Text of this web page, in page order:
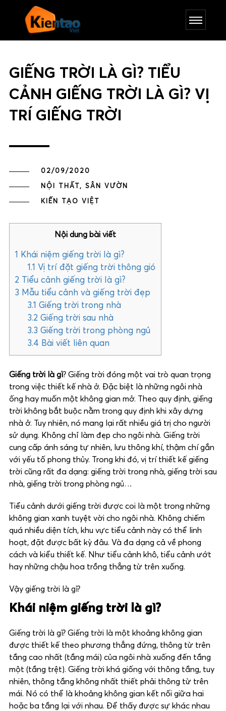
GIẾNG TRỜI LÀ GÌ? TIỂU
CẢNH GIẾNG TRỜI LÀ GÌ? VỊ
TRÍ GIẾNG TRỜI
02/09/2020
NỘI THẤT, SÂN VƯỜN
KIẾN TẠO VIỆT
Nội dung bài viết
1
Khái niệm giếng trời là gì?
1.1 Vị trí đặt giếng trời thông gió
2 Tiểu cảnh giếng trời là gì?
3 Mẫu tiểu cảnh và giếng trời đẹp
3.1 Giếng trời trong nhà
3.2 Giếng trời sau nhà
3.3 Giếng trời trong phòng ngủ
3.4 Bài viết liên quan
Giếng trời là gì? Giếng trời đóng một vai trò quan trọng
trong việc thiết kế nhà ở. Đặc biệt là những ngôi nhà
ống hay muốn một không gian mở. Theo quy định, giếng
trời không bắt buộc nằm trong quy định khi xây dựng
nhà ở. Tuy nhiên, nó mang lại rất nhiều giá trị cho người
sử dụng. Không chỉ làm đẹp cho ngôi nhà. Giếng trời
cung cấp ánh sáng tự nhiên, lưu thông khí, thậm chí gắn
với yếu tố phong thủy. Trong khi đó, vị trí thiết kế giếng
trời cũng rất đa dạng: giếng trời trong nhà, giếng trời sau
nhà, giếng trời trong phòng ngủ…
Tiểu cảnh dưới giếng trời được coi là một trong những
không gian xanh tuyệt vời cho ngôi nhà. Không chiếm
quá nhiều diện tích, khu vực tiểu cảnh này có thể linh
hoạt, đặt được bất kỳ đâu. Và đa dạng cả về phong
cách và kiểu thiết kế. Như tiểu cảnh khô, tiểu cảnh ướt
hay những chậu hoa trồng thẳng từ trên xuống.
Vậy giếng trời là gì?
Khái niệm giếng trời là gì?
Giếng trời là gì? Giếng trời là một khoảng không gian
được thiết kế theo phương thẳng đứng, thông từ trên
tầng cao nhất (tầng mái) của ngôi nhà xuống đến tầng
một (tầng trệt). Giếng trời khá giống với thông tầng, tuy
nhiên, thông tầng không nhất thiết phải thông từ trên
mái. Nó có thể là khoảng không gian kết nối giữa hai
hoặc ba tầng lại với nhau. Để thấy được sự khác nhau